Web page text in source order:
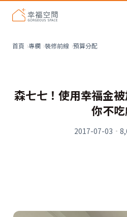
首頁 專欄 裝修前線 預算分配
森七七！使用幸福金
你不
2017-07-03 ·